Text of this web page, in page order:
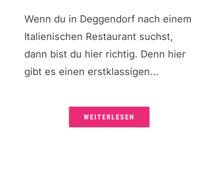
Wenn du in Deggendorf nach einem
Italienischen Restaurant suchst,
dann bist du hier richtig. Denn hier
gibt es einen erstklassigen...
WEITERLESEN